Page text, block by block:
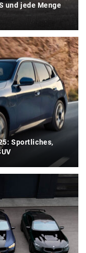
und jede Menge
Sportliches,